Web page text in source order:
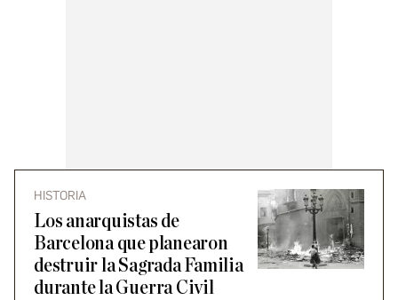
HISTORIA
Los anarquistas de
Barcelona que planearon
destruir la Sagrada Familia
durante la Guerra Civil